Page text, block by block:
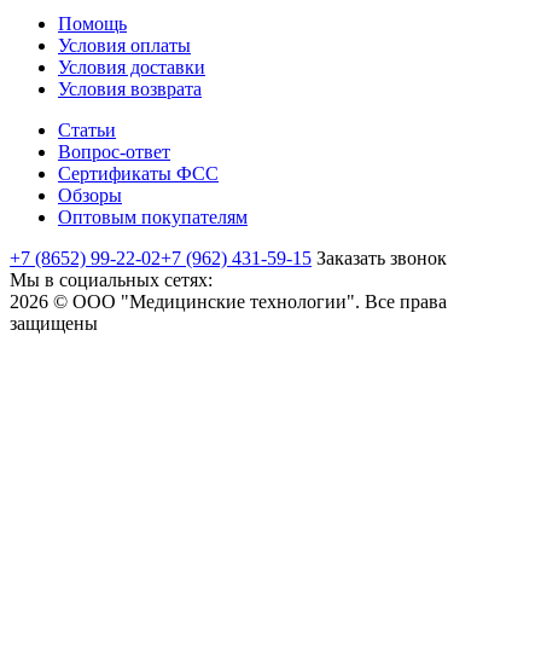
Помощь
Условия оплаты
Условия доставки
Условия возврата
Статьи
Вопрос-ответ
Сертификаты ФСС
Обзоры
Оптовым покупателям
+7 (8652) 99-22-02+7 (962) 431-59-15 Заказать звонок
Мы в социальных сетях:
2026 © ООО "Медицинские технологии". Все права
защищены